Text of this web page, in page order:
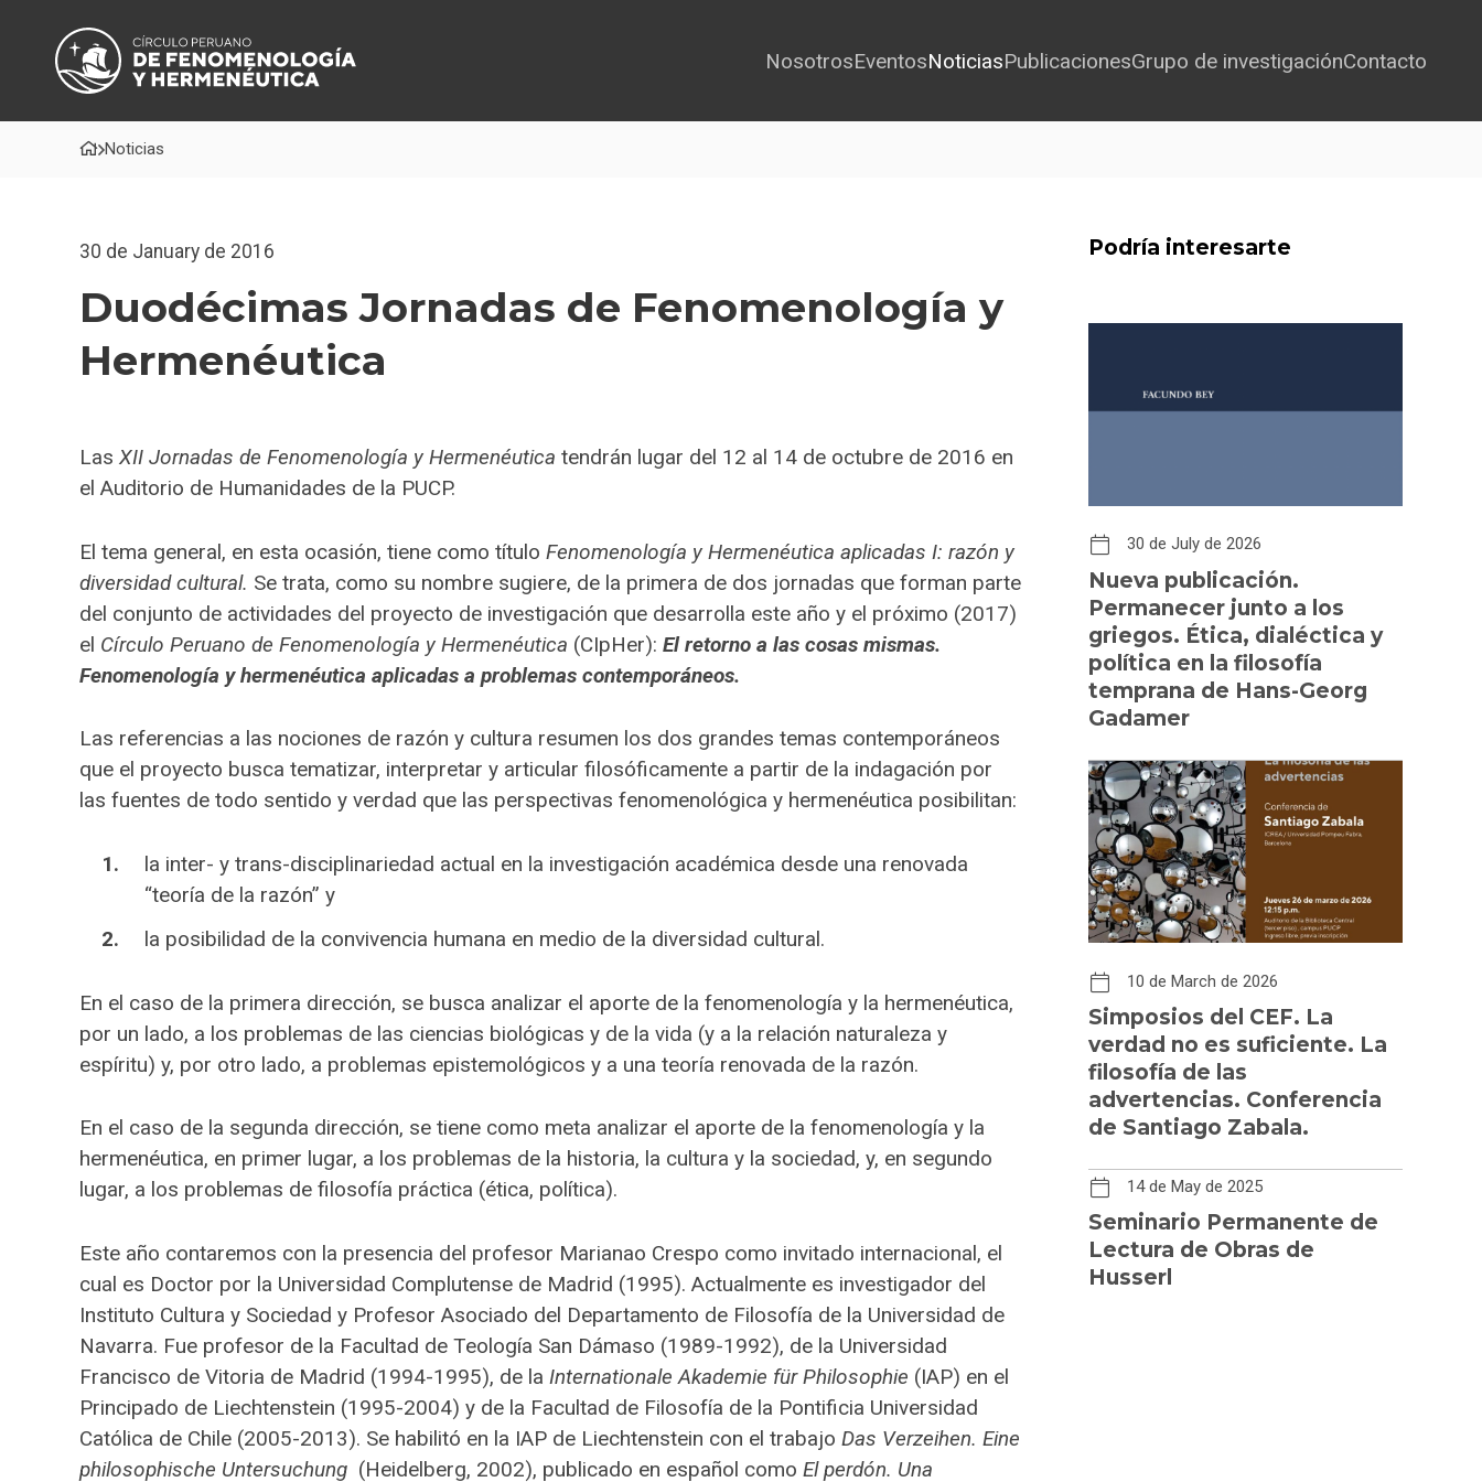
NosotrosEventosNoticiasPublicacionesGrupo de investigaciónContacto
Noticias
30 de January de 2016
Duodécimas Jornadas de Fenomenología y
Hermenéutica
Las XII Jornadas de Fenomenología y Hermenéutica tendrán lugar del 12 al 14 de octubre de 2016 en
el Auditorio de Humanidades de la PUCP.
El tema general, en esta ocasión, tiene como título Fenomenología y Hermenéutica aplicadas I: razón y
diversidad cultural. Se trata, como su nombre sugiere, de la primera de dos jornadas que forman parte
del conjunto de actividades del proyecto de investigación que desarrolla este año y el próximo (2017)
el Círculo Peruano de Fenomenología y Hermenéutica (CIpHer): El retorno a las cosas mismas.
Fenomenología y hermenéutica aplicadas a problemas contemporáneos.
Las referencias a las nociones de razón y cultura resumen los dos grandes temas contemporáneos
que el proyecto busca tematizar, interpretar y articular filosóficamente a partir de la indagación por
las fuentes de todo sentido y verdad que las perspectivas fenomenológica y hermenéutica posibilitan:
la inter- y trans-disciplinariedad actual en la investigación académica desde una renovada
“teoría de la razón” y
la posibilidad de la convivencia humana en medio de la diversidad cultural.
En el caso de la primera dirección, se busca analizar el aporte de la fenomenología y la hermenéutica,
por un lado, a los problemas de las ciencias biológicas y de la vida (y a la relación naturaleza y
espíritu) y, por otro lado, a problemas epistemológicos y a una teoría renovada de la razón.
En el caso de la segunda dirección, se tiene como meta analizar el aporte de la fenomenología y la
hermenéutica, en primer lugar, a los problemas de la historia, la cultura y la sociedad, y, en segundo
lugar, a los problemas de filosofía práctica (ética, política).
Este año contaremos con la presencia del profesor Marianao Crespo como invitado internacional, el
cual es Doctor por la Universidad Complutense de Madrid (1995). Actualmente es investigador del
Instituto Cultura y Sociedad y Profesor Asociado del Departamento de Filosofía de la Universidad de
Navarra. Fue profesor de la Facultad de Teología San Dámaso (1989-1992), de la Universidad
Francisco de Vitoria de Madrid (1994-1995), de la Internationale Akademie für Philosophie (IAP) en el
Principado de Liechtenstein (1995-2004) y de la Facultad de Filosofía de la Pontificia Universidad
Católica de Chile (2005-2013). Se habilitó en la IAP de Liechtenstein con el trabajo Das Verzeihen. Eine
philosophische Untersuchung (Heidelberg, 2002), publicado en español como El perdón. Una
Podría interesarte
30 de July de 2026
Nueva publicación.
Permanecer junto a los
griegos. Ética, dialéctica y
política en la filosofía
temprana de Hans-Georg
Gadamer
10 de March de 2026
Simposios del CEF. La
verdad no es suficiente. La
filosofía de las
advertencias. Conferencia
de Santiago Zabala.
14 de May de 2025
Seminario Permanente de
Lectura de Obras de
Husserl